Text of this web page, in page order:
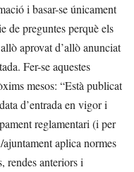
i basar-se únicament
de preguntes perquè els
aprovat d’allò anunciat
Fer-se aquestes
mesos: “Està publicat
d’entrada en vigor i
reglamentari (i per
aplica normes
rendes anteriors i